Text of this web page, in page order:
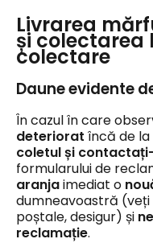
Livrarea
și colectarea
colectare
Daune evidente
În cazul în care
deteriorat încă de
coletul și
formularului de
aranjaimediat o
dumneavoastră
poștale, desigur) și ne
reclamație.